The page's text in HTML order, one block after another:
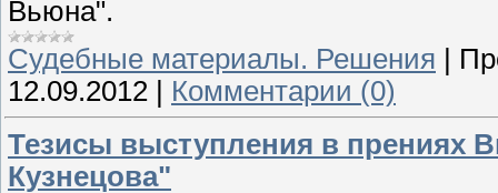
Вьюна".
Судебные материалы. Решения
12.09.2012
Комментарии (0)
Тезисы выступления в прениях
Кузнецова"